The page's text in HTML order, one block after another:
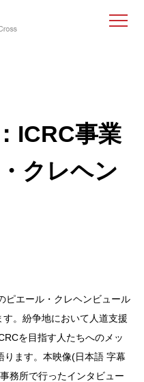
ICRC事業
クレヘン
ピエール・クレヘンビュール
。紛争地において人道支援
を目指す人たちへのメッ
ります。本映像(日本語 字幕
務所で行ったインタビュー